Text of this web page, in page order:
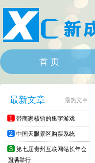
首 页
最新文章 最热文章
1 带商家核销的集字游戏
2 中国天眼景区购票系统
3 第七届贵州互联网站长年会
圆满举行